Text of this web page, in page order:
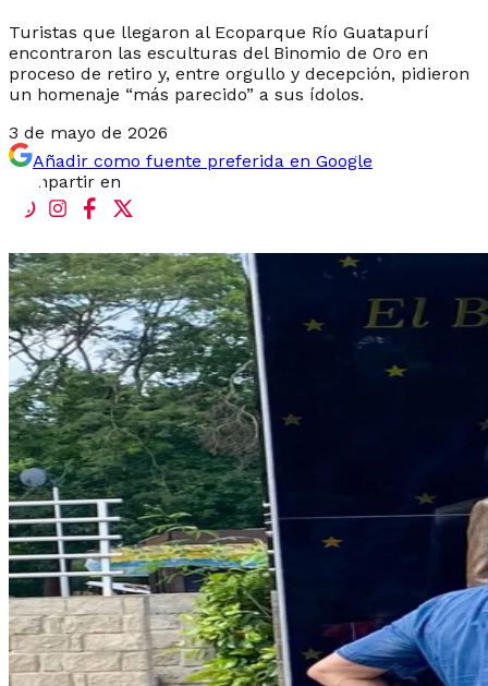
Turistas que llegaron al Ecoparque Río Guatapurí
encontraron las esculturas del Binomio de Oro en
proceso de retiro y, entre orgullo y decepción, pidieron
un homenaje “más parecido” a sus ídolos.
3 de mayo de 2026
Añadir como fuente preferida en Google
Compartir en